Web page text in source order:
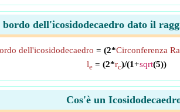
bordo dell'icosidodecaedro dato il
dell'icosidodecaedro = (2*Circonferenza
le = (2*rc)/(1+sqrt(5))
Cos'è un